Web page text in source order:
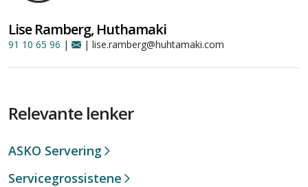
Lise Ramberg, Huthamaki
91 10 65 96 | | lise.ramberg@huhtamaki.com
Relevante lenker
ASKO Servering
Servicegrossistene